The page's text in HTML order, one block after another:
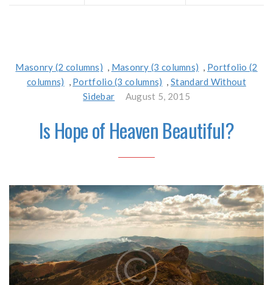
Masonry (2 columns) , Masonry (3 columns) , Portfolio (2
columns) , Portfolio (3 columns) ,Standard Without
Sidebar
August 5, 2015
Is Hope of Heaven Beautiful?